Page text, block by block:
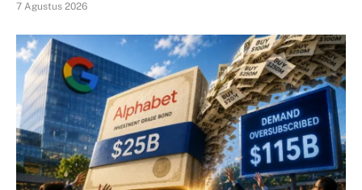
7 Agustus 2026